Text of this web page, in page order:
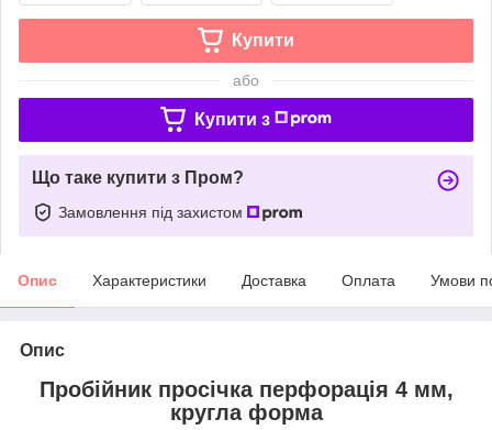
Купити
або
Купити з
Що таке купити з Пром?
Замовлення під захистом
Опис Характеристики Доставка Оплата Умови
Опис
Пробійник просічка перфорація 4 мм,
кругла форма